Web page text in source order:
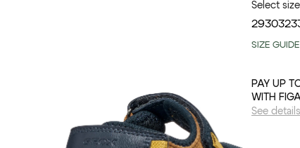
Select size
293032
SIZE GUIDE
PAY UP
WITH
See details